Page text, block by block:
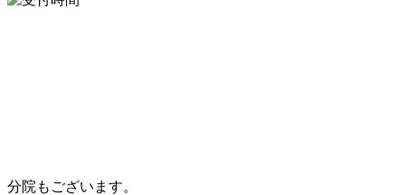
分院もございます。